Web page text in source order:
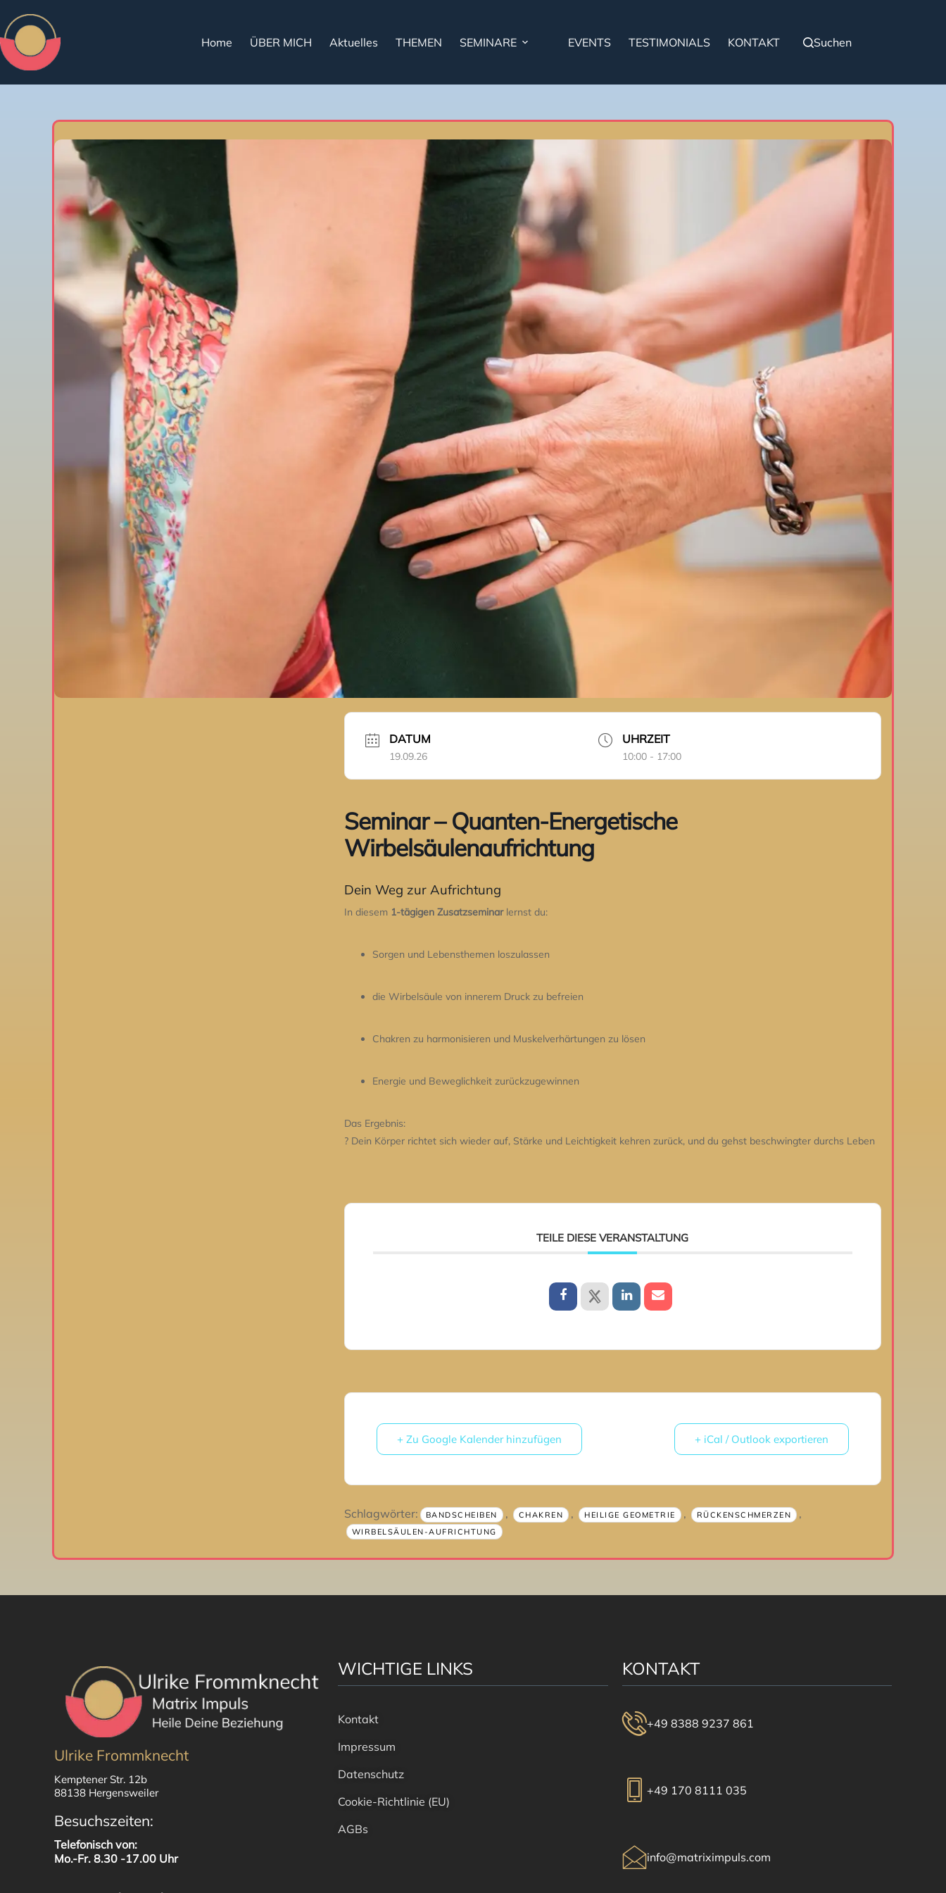
Home ÜBER MICH Aktuelles THEMEN SEMINARE EVENTS TESTIMONIALS KONTAKT Suchen
DATUM
19.09.26
UHRZEIT
10:00 - 17:00
Seminar – Quanten-Energetische
Wirbelsäulenaufrichtung
Dein Weg zur Aufrichtung
In diesem 1-tägigen Zusatzseminarlernst du:
Sorgen und Lebensthemen loszulassen
die Wirbelsäule von innerem Druck zu befreien
Chakren zu harmonisieren und Muskelverhärtungen zu lösen
Energie und Beweglichkeit zurückzugewinnen
Das Ergebnis:
? Dein Körper richtet sich wieder auf, Stärke und Leichtigkeit kehren zurück, und du gehst beschwingter durchs Leben
TEILE DIESE VERANSTALTUNG
+ Zu Google Kalender hinzufügen + iCal / Outlook exportieren
Schlagwörter: BANDSCHEIBEN , CHAKREN , HEILIGE GEOMETRIE , RÜCKENSCHMERZEN ,
WIRBELSÄULEN-AUFRICHTUNG
Ulrike Frommknecht
Kemptener Str. 12b
88138 Hergensweiler
Besuchszeiten:
Telefonisch von:
Mo.-Fr. 8.30 -17.00 Uhr
WICHTIGE LINKS
Kontakt
Impressum
Datenschutz
Cookie-Richtlinie (EU)
AGBs
KONTAKT
+49 8388 9237 861
+49 170 8111 035
info@matriximpuls.com